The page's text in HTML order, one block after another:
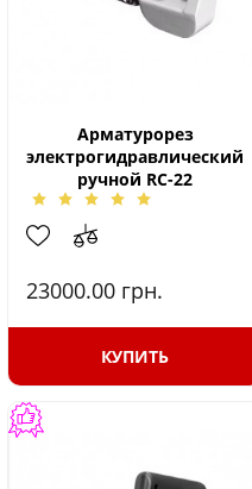
Арматурорез
электрогидравлический
ручной RC-22
23000.00 грн.
КУПИТЬ